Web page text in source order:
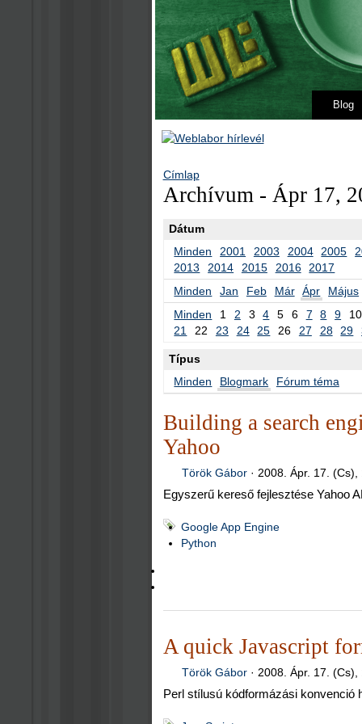
Blog
Címlap
Archívum - Ápr 17,
Dátum
Minden
2001 2003 2004 2005
2013
2014 2015 2016
2017
Minden
Jan Feb Már Ápr Május
Minden
1 2 3 4 5 6 7 8 9 10
21
22 23 24 25 26 27 28 29
Típus
Minden
Blogmark Fórum téma
Building a search
Yahoo
Török Gábor ·2008. Ápr. 17. (Cs),
Egyszerű kereső fejlesztése Yahoo
Google App Engine
Python
A quick Javascript
Török Gábor · 2008. Ápr. 17. (Cs),
Perl stílusú kódformázási konvenció